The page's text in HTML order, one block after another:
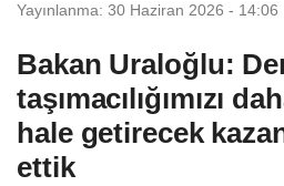
Yayınlanma: 30 Haziran 2026 - 14:06
Bakan Uraloğlu:
taşımacılığımızı
hale getirecek
ettik